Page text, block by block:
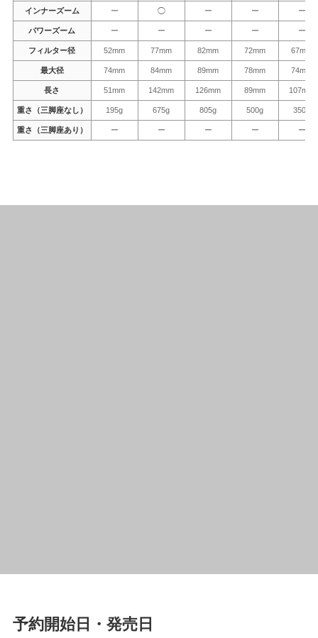
インナーズーム ー ◯ ー ー ー
パワーズーム ー ー ー ー ー
フィルター径 52mm 77mm 82mm 72mm 67mm
最大径 74mm 84mm 89mm 78mm 74mm
長さ 51mm 142mm 126mm 89mm 107mm
重さ（三脚座なし） 195g 675g 805g 500g 350g
重さ（三脚座あり） ー ー ー ー ー
予約開始日・発売日